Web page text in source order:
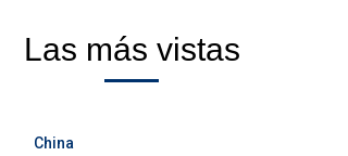
Las más vistas
China